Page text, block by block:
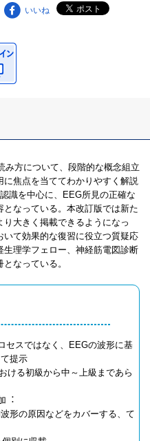
いいね
み方について、段階的な概念組立
焦点を当ててわかりやすく解説
識を中心に、EEG所見の正確な
なっている。本改訂版では新た
大きく掲載できるようになっ
て効果的な復習に役立つ質疑応
理学フェロー、神経筋電図診断
なっている。
セスではなく、EEGの波形に基
提示
ける初級から中～上級まであら
︓
形の原因などをカバーする、て